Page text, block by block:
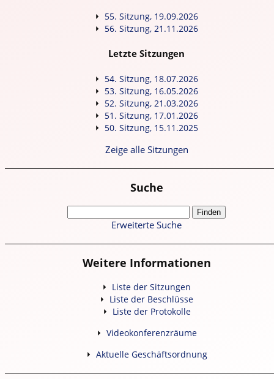
55. Sitzung, 19.09.2026
56. Sitzung, 21.11.2026
Letzte Sitzungen
54. Sitzung, 18.07.2026
53. Sitzung, 16.05.2026
52. Sitzung, 21.03.2026
51. Sitzung, 17.01.2026
50. Sitzung, 15.11.2025
Zeige alle Sitzungen
Suche
Erweiterte Suche
Weitere Informationen
Liste der Sitzungen
Liste der Beschlüsse
Liste der Protokolle
Videokonferenzräume
Aktuelle Geschäftsordnung